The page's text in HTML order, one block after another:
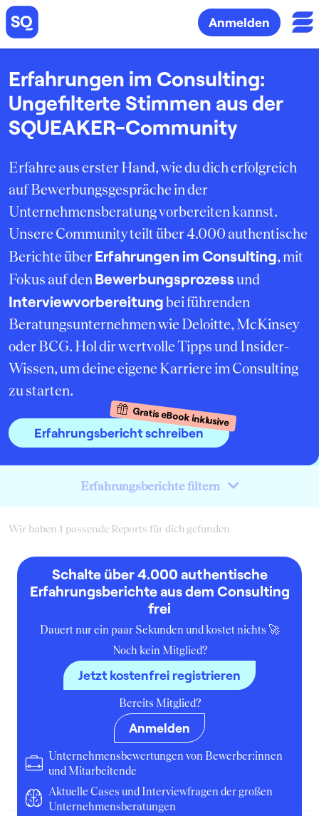
Anmelden
Erfahrungen im Consulting:
Ungefilterte Stimmen aus der
SQUEAKER-Community
Erfahre aus erster Hand, wie du dich erfolgreich
auf Bewerbungsgespräche in der
Unternehmensberatung vorbereiten kannst.
Unsere Community teilt über 4.000 authentische
Berichte überErfahrungen im Consulting, mit
Fokus auf den Bewerbungsprozessund
Interviewvorbereitungbei führenden
Beratungsunternehmen wie Deloitte, McKinsey
oder BCG. Hol dir wertvolle Tipps und Insider-
Wissen, um deine eigene Karriere im Consulting
zu starten.
Erfahrungsbericht schreiben
Gratis eBook inklusive
Erfahrungsberichte filtern
Wir haben 1 passende Reports für dich gefunden
Otto • Henning Management
Consultants (Bewerbung
Einstiegsposition)
Einstiegsposition
Januar 2008 Bewerbung
Schalte über 4.000 authentische
Erfahrungsberichte aus dem Consulting
frei
Dauert nur ein paar Sekunden und kostet nichts 🚀
Noch kein Mitglied?
Jetzt kostenfrei registrieren
Bereits Mitglied?
Anmelden
Unternehmensbewertungen von Bewerber:innen
und Mitarbeitende
Aktuelle Cases und Interviewfragen der großen
Unternehmensberatungen